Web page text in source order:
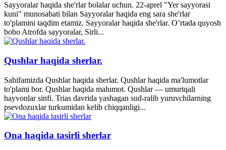
Sayyoralar haqida she'rlar bolalar uchun. 22-aprel "Yer sayyorasi
kuni" munosabati bilan Sayyoralar haqida eng sara she'rlar
to'plamini taqdim etamiz. Sayyoralar haqida she'rlar. O’rtada quyosh
bobo Atrofda sayyoralar, Sirli...
Qushlar haqida sherlar.
Sahifamizda Qushlar haqida sherlar. Qushlar haqida ma'lumotlar
to'plami bor. Qushlar haqida malumot. Qushlar — umurtqali
hayvonlar sinfi. Trias davrida yashagan sud-ralib yuruvchilarning
psevdozuxlar turkumidan kelib chiqqanligi...
Ona haqida tasirli sherlar